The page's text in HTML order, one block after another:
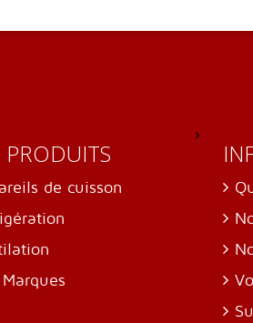
PRODUITS
de cuisson